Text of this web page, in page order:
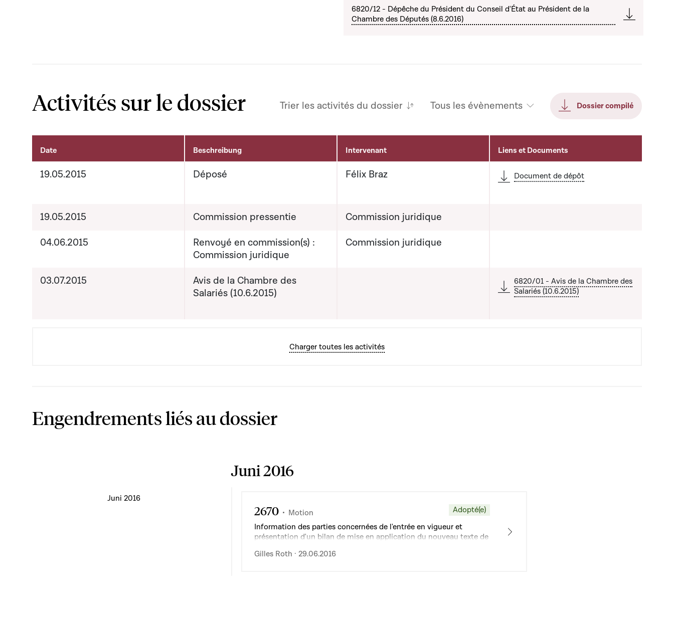
6820/12 - Dépêche du Président du Conseil d'État au Président de la
Chambre des Députés (8.6.2016)
Activités sur le dossier Trier les activités du dossier Tous les évènements Dossier compilé
Activités sur le dossier
Date Beschreibung Intervenant Liens et Documents
19.05.2015 Déposé Félix Braz Document de dépôt
19.05.2015 Commission pressentie
Commission juridique
04.06.2015
Renvoyé en commission(s) :
Commission juridique
Commission juridique
03.07.2015
Avis de la Chambre des
Salariés (10.6.2015)
6820/01 - Avis de la Chambre des
Salariés (10.6.2015)
Charger toutes les activités
Engendrements liés au dossier
Juni 2016
Juni 2016
2670 Motion
Adopté(e)
Information des parties concernées de l'entrée en vigueur et
présentation d'un bilan de mise en application du nouveau texte de
Gilles Roth · 29.06.2016